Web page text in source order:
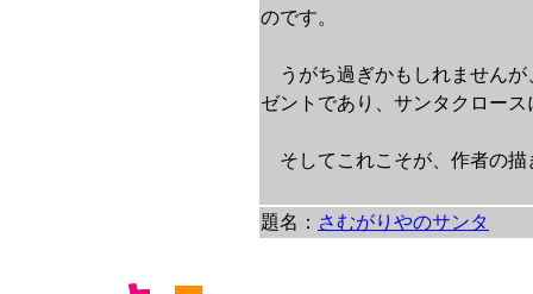
のです。
うがち過ぎかもしれませんが
ゼントであり、サンタクロー
そしてこれこそが、作者の描
題名： さむがりやのサンタ